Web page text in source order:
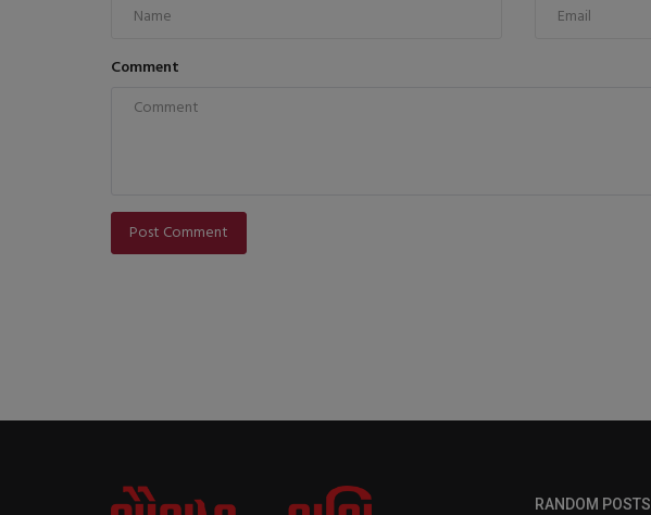
Comment
Post Comment
RANDOM POSTS